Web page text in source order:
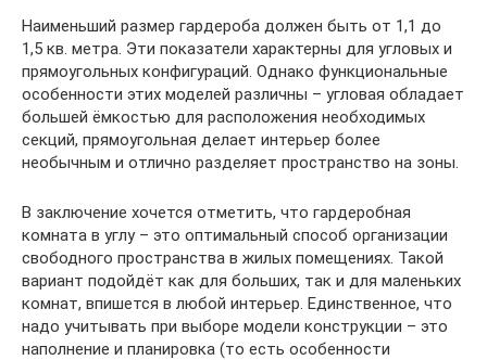
Наименьший размер гардероба должен быть от 1,1 до
1,5 кв. метра. Эти показатели характерны для угловых и
прямоугольных конфигураций. Однако функциональные
особенности этих моделей различны – угловая обладает
большей ёмкостью для расположения необходимых
секций, прямоугольная делает интерьер более
необычным и отлично разделяет пространство на зоны.
В заключение хочется отметить, что гардеробная
комната в углу – это оптимальный способ организации
свободного пространства в жилых помещениях. Такой
вариант подойдёт как для больших, так и для маленьких
комнат, впишется в любой интерьер. Единственное, что
надо учитывать при выборе модели конструкции – это
наполнение и планировка (то есть особенности